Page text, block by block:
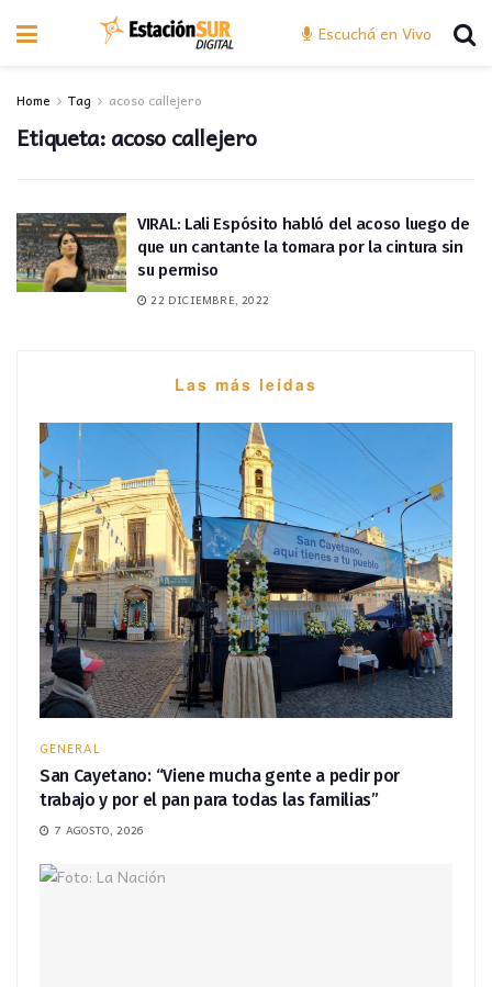
Escuchá en Vivo
Home Tag acoso callejero
Etiqueta:acoso callejero
VIRAL: Lali Espósito habló del acoso luego de
que un cantante la tomara por la cintura sin
su permiso
22 DICIEMBRE, 2022
Las más leídas
GENERAL
San Cayetano: “Viene mucha gente a pedir por
trabajo y por el pan para todas las familias”
7 AGOSTO, 2026